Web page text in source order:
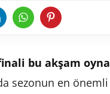
bu akşam
sezonun en önemli